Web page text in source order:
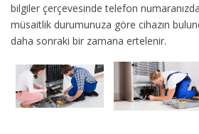
bilgiler çerçevesinde telefon
müsaitlik durumunuza göre cihazın
daha sonraki bir zamana ertelenir.